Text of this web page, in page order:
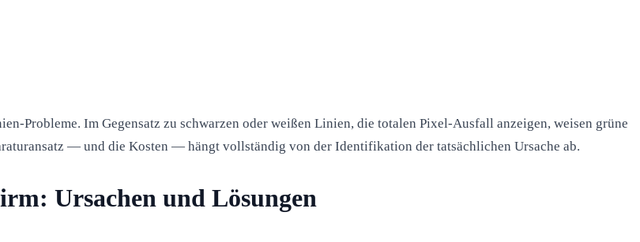
Probleme. Im Gegensatz zu schwarzen oder weißen Linien, die totalen Pixel-Ausfall anzeigen, weisen grüne
— und die Kosten — hängt vollständig von der Identifikation der tatsächlichen Ursache ab.
Ursachen und Lösungen